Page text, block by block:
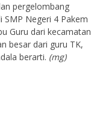
pergelombang
SMP Negeri 4 Pakem
Guru dari kecamatan
besar dari guru TK,
berarti. (mg)